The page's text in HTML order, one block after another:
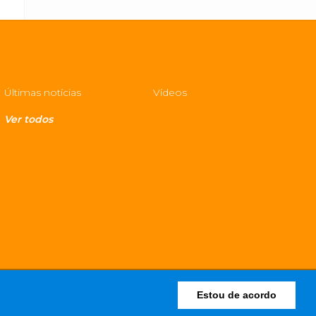
Estou de acordo
Últimas notícias Vídeos
Ver todos